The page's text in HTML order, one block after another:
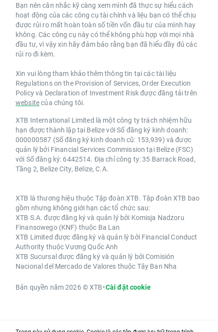
Bạn nên cân nhắc kỹ càng xem mình đã thực sự hiểu cách
hoạt động của các công cụ tài chính và liệu bạn có thể chịu
được rủi ro mất hoàn toàn số tiền vốn đầu tư của mình hay
không. Các công cụ này có thể không phù hợp với mọi nhà
đầu tư, vì vậy xin hãy đảm bảo rằng bạn đã hiểu đầy đủ các
rủi ro đi kèm.
Xin vui lòng tham khảo thêm thông tin tại các tài liệu
Regulations on the Provision of Services, Order Execution
Policy và Declaration of Investment Risk được đăng tải trên
websitecủa chúng tôi.
XTB International Limited là một công ty trách nhiệm hữu
hạn được thành lập tại Belize với Số đăng ký kinh doanh:
000000587 (Số đăng ký kinh doanh cũ: 153,939) và được
quản lý bởi Financial Services Commission tại Belize (FSC)
với Số đăng ký: 6442514. Địa chỉ công ty: 35 Barrack Road,
Tầng 2, Belize City, Belize, C.A.
XTB là thương hiệu thuộc Tập đoàn XTB. Tập đoàn XTB bao
gồm nhưng không giới hạn các tổ chức sau:
XTB S.A. được đăng ký và quản lý bởi Komisja Nadzoru
Finansowego (KNF) thuộc Ba Lan
XTB Limited được đăng ký và quản lý bởi Financial Conduct
Authority thuộc Vương Quốc Anh
XTB Sucursal được đăng ký và quản lý bởi Comisión
Nacional del Mercado de Valores thuộc Tây Ban Nha
Bản quyền năm 2026 © XTB•Cài đặt cookie